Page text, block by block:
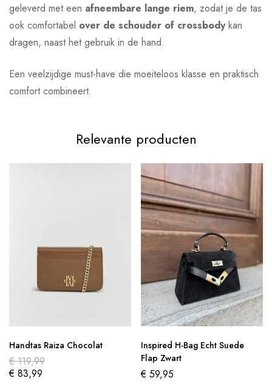
geleverd met een afneembare lange riem, zodat je de tas
ook comfortabel over de schouder of crossbodykan
dragen, naast het gebruik in de hand.
Een veelzijdige must-have die moeiteloos klasse en praktisch
comfort combineert.
Relevante producten
Handtas Raiza Chocolat
€119,99
€ 83,99
Inspired H-Bag Echt Suede
Flap Zwart
€ 59,95